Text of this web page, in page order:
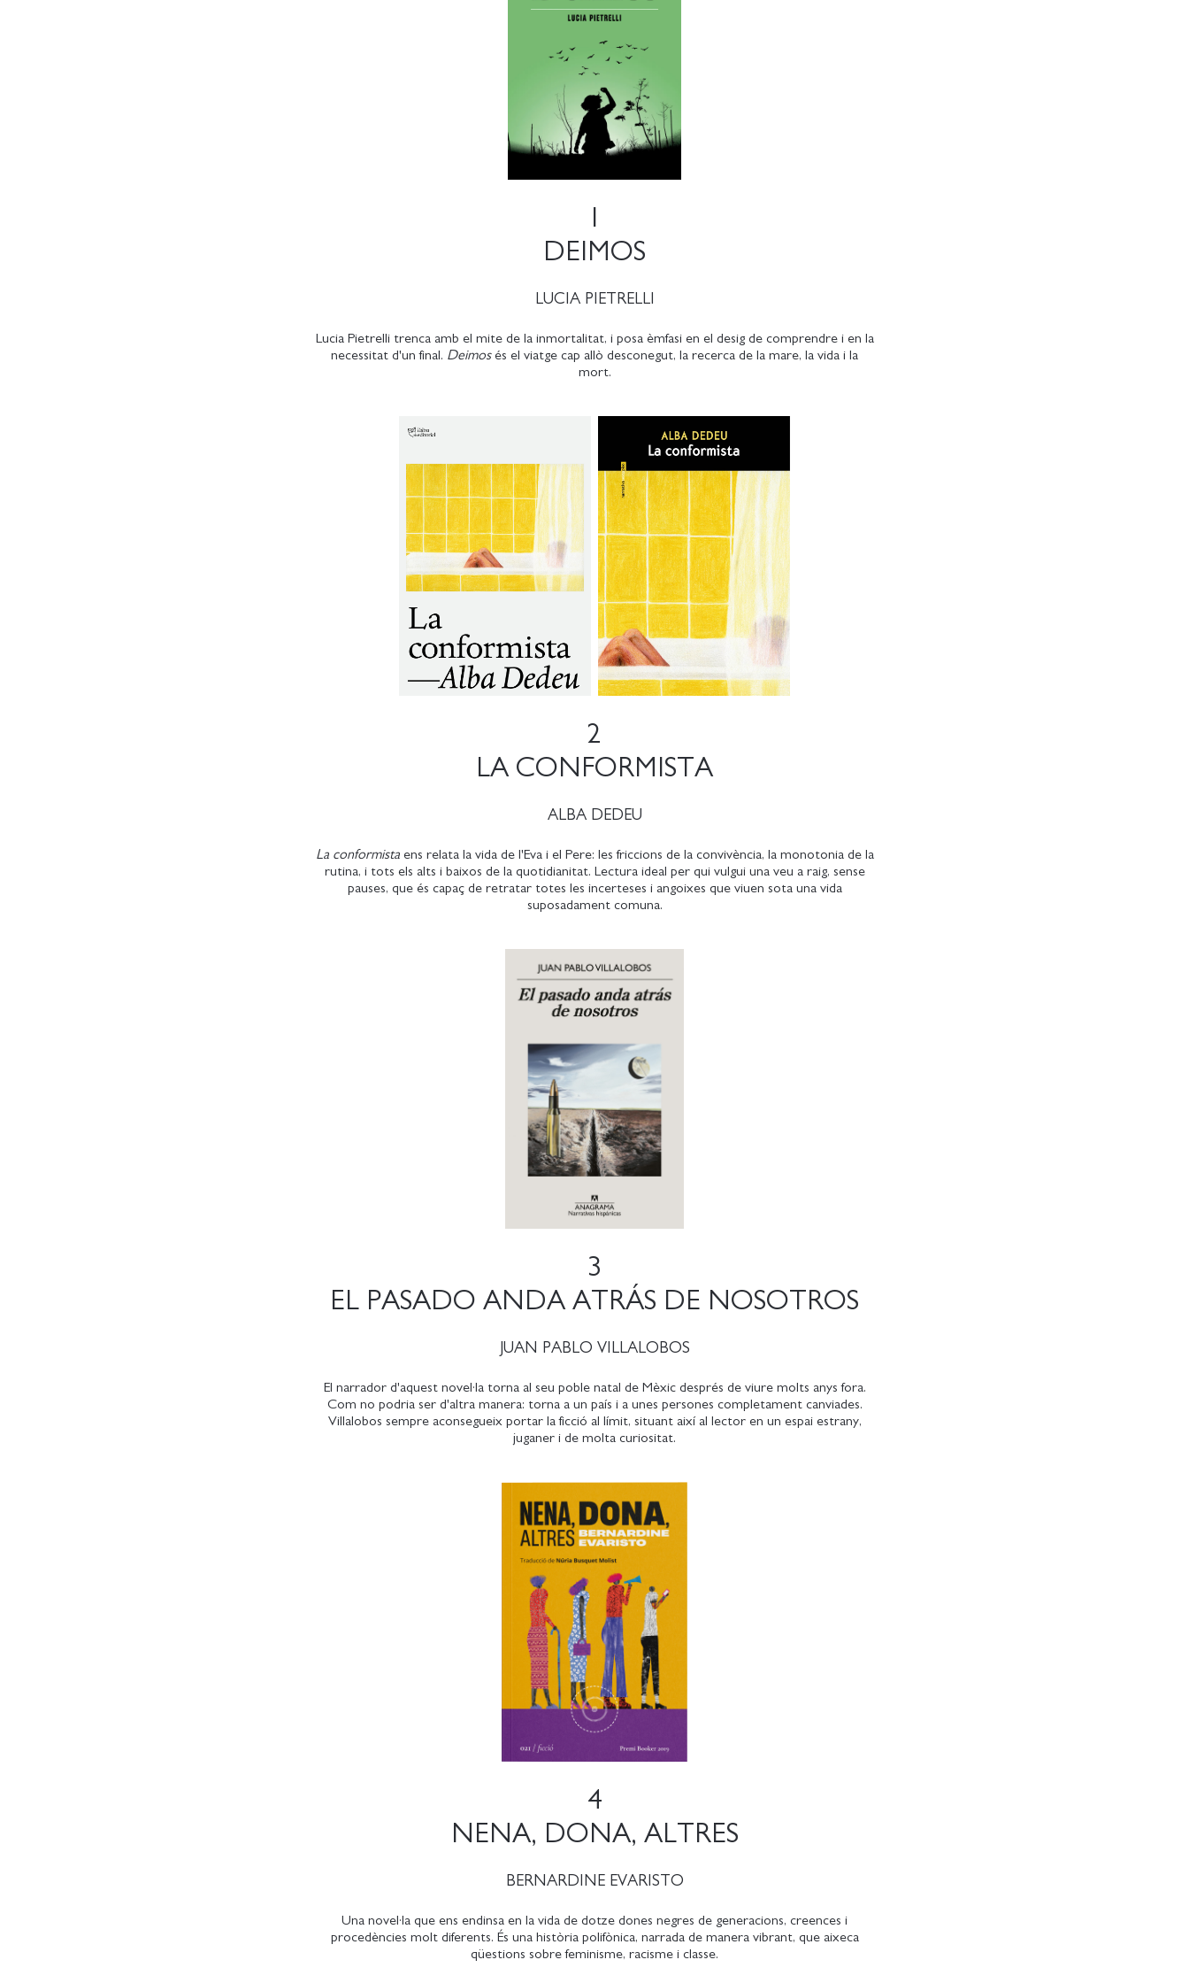
DEIMOS
LUCIA PIETRELLI
Lucia Pietrelli trenca amb el mite de la inmortalitat, i posa èmfasi en el desig de comprendre i en la
necessitat d'un final. Deimosés el viatge cap allò desconegut, la recerca de la mare, la vida i la
mort.
2
LA CONFORMISTA
ALBA DEDEU
La conformistaens relata la vida de l'Eva i el Pere: les friccions de la convivència, la monotonia de la
rutina, i tots els alts i baixos de la quotidianitat. Lectura ideal per qui vulgui una veu a raig, sense
pauses, que és capaç de retratar totes les incerteses i angoixes que viuen sota una vida
suposadament comuna.
3
EL PASADO ANDA ATRÁS DE NOSOTROS
JUAN PABLO VILLALOBOS
El narrador d'aquest novel·la torna al seu poble natal de Mèxic després de viure molts anys fora.
Com no podria ser d'altra manera: torna a un país i a unes persones completament canviades.
Villalobos sempre aconsegueix portar la ficció al límit, situant així al lector en un espai estrany,
juganer i de molta curiositat.
4
NENA, DONA, ALTRES
BERNARDINE EVARISTO
Una novel·la que ens endinsa en la vida de dotze dones negres de generacions, creences i
procedències molt diferents. És una història polifònica, narrada de manera vibrant, que aixeca
qüestions sobre feminisme, racisme i classe.